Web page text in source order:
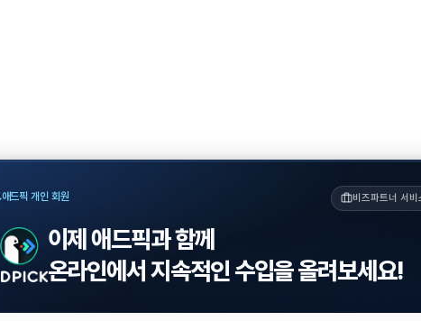
애드픽 개인 회원 비즈파트너 서비
이제 애드픽과 함께
온라인에서 지속적인 수입을 올려보세요!